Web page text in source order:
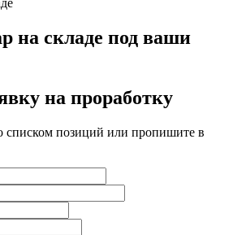
на складе под ваши
на проработку
списком позиций или пропишите в